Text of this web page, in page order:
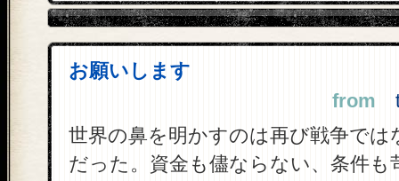
お願いします
from
世界の鼻を明かすのは再び戦争では
だった。資金も儘ならない、条件も